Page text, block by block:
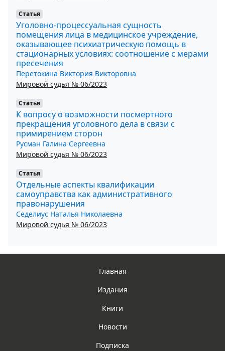
Статья
Уголовно-процессуальная сущность
помещения лица в медицинское учреждение,
оказывающее психиатрическую помощь в
стационарных условиях: соотношение с мерами
пресечения
Перетокина Виктория Викторовна
Мировой судья № 06/2023
Статья
К вопросу о возможности посмертного
прекращения уголовного дела в связи с
примирением сторон
Русман Галина Сергеевна
Мировой судья № 06/2023
Статья
Отдельные аспекты квалификации
самоуправства как административного
правонарушения
Седелиус Наталья Николаевна
Мировой судья № 06/2023
Главная
Издания
Книги
Новости
Подписка